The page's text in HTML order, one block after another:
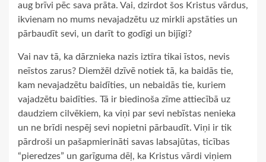
aug brīvi pēc sava prāta. Vai, dzirdot šos Kristus vārdus,
ikvienam no mums nevajadzētu uz mirkli apstāties un
pārbaudīt sevi, un darīt to godīgi un bijīgi?
Vai nav tā, ka dārznieka nazis iztīra tikai īstos, nevis
neīstos zarus? Diemžēl dzīvē notiek tā, ka baidās tie,
kam nevajadzētu baidīties, un nebaidās tie, kuriem
vajadzētu baidīties. Tā ir biedinoša zīme attiecībā uz
daudziem cilvēkiem, ka viņi par sevi nebīstas nenieka
un ne brīdi nespēj sevi nopietni pārbaudīt. Viņi ir tik
pārdroši un pašapmierināti savas labsajūtas, ticības
“pieredzes” un garīguma dēļ, ka Kristus vārdi viņiem